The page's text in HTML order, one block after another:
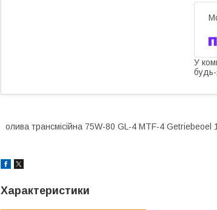
У
олива трансмісійна 75W-80 GL-4 MTF-4 Getriebeoel
Характеристики